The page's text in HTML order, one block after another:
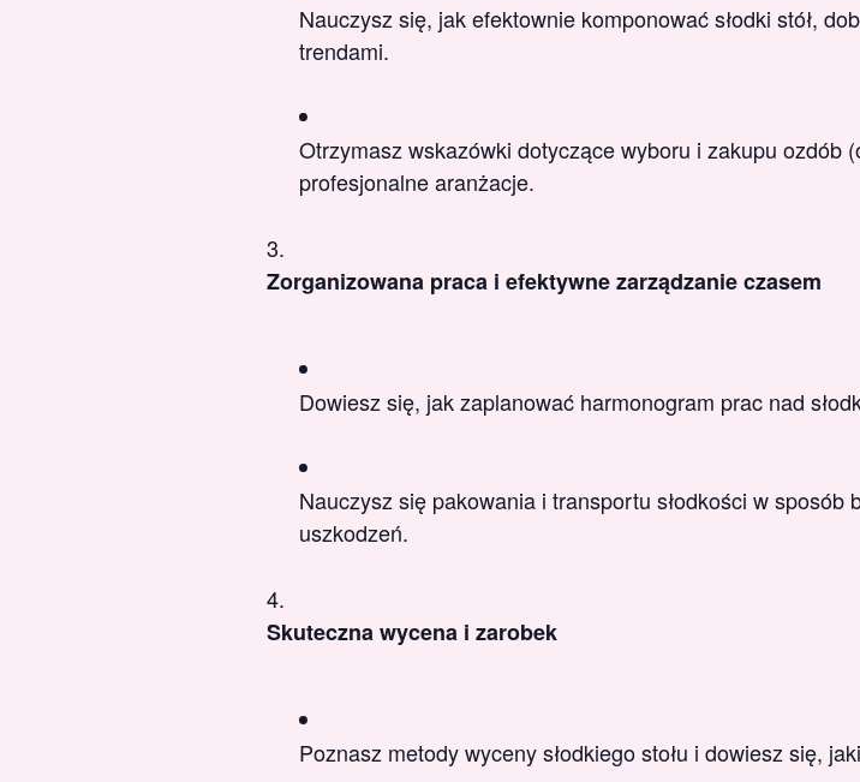
Nauczysz się, jak efektownie komponować słodki stół,
trendami.
Otrzymasz wskazówki dotyczące wyboru i zakupu ozdób
profesjonalne aranżacje.
Zorganizowana praca i efektywne zarządzanie czasem
Dowiesz się, jak zaplanować harmonogram prac nad
Nauczysz się pakowania i transportu słodkości w
uszkodzeń.
Skuteczna wycena i zarobek
Poznasz metody wyceny słodkiego stołu i dowiesz się,